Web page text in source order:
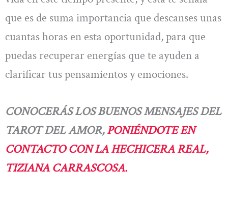
que es de suma importancia que descanses unas
cuantas horas en esta oportunidad, para que
puedas recuperar energías que te ayuden a
clarificar tus pensamientos y emociones.
CONOCERÁS LOS BUENOS MENSAJES DEL
TAROT DEL AMOR,PONIÉNDOTE EN
CONTACTO CON LA HECHICERA REAL,
TIZIANA CARRASCOSA.